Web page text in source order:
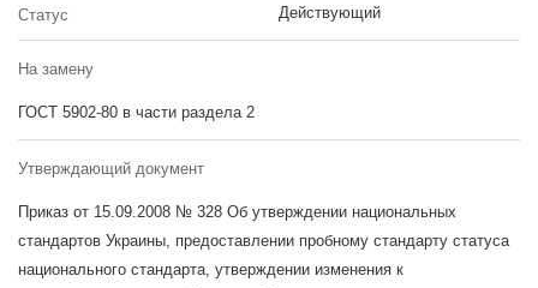
Статус Действующий
На замену
ГОСТ 5902-80 в части раздела 2
Утверждающий документ
Приказ от 15.09.2008 № 328 Об утверждении национальных
стандартов Украины, предоставлении пробному стандарту статуса
национального стандарта, утверждении изменения к